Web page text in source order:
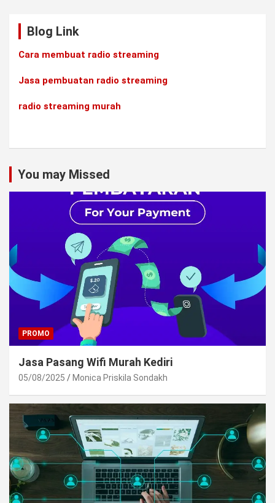
Blog Link
Cara membuat radio streaming
Jasa pembuatan radio streaming
radio streaming murah
You may Missed
PROMO
Jasa Pasang Wifi Murah Kediri
05/08/2025 Monica Priskila Sondakh